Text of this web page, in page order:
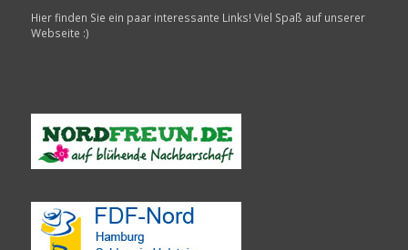
Hier finden Sie ein paar interessante Links! Viel Spaß auf unserer
Webseite :)